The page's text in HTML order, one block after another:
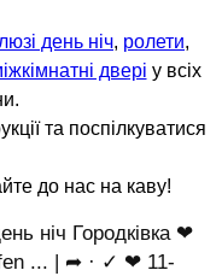
день ніч, ролети,
двері у всіх
та поспілкуватися
до нас на каву!
ніч Городківка ❤
... | ➦ · ✓ ❤ 11-